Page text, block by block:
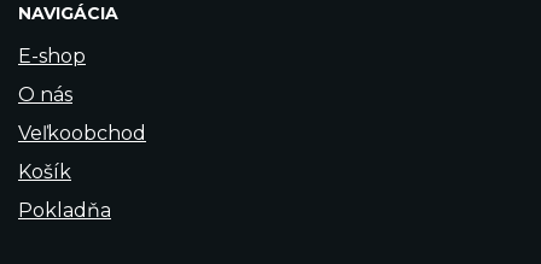
NAVIGÁCIA
E-shop
O nás
Veľkoobchod
Košík
Pokladňa